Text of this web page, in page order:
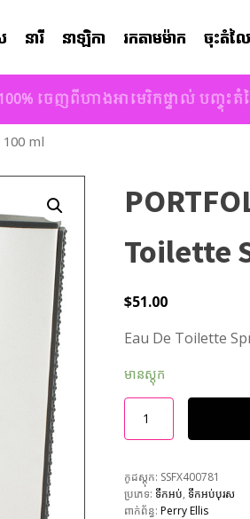
នារី នាឡិកា រកតាមម៉ាក ចុះតំល
ចេញពីហាងអាមេរិកផ្ទាល់ បញ្ចុះ
ml
Toilette
$51.00
Eau De Toilette
មានស្តុក
កូដស្តុក: SSFX400781
ប្រភេទ: ទឹកអប់, ទឹកអប់បុរស
ពាក់ព័ន្ធ: Perry Ellis